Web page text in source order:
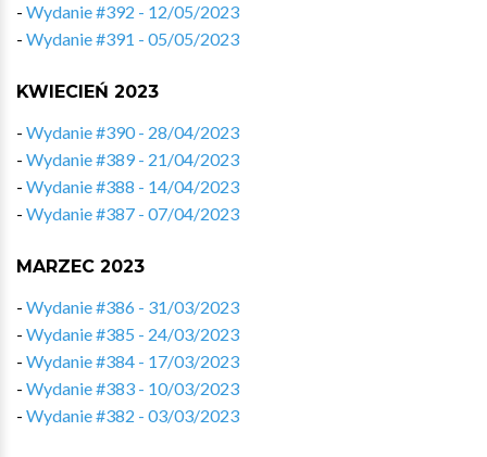
- Wydanie #392 - 12/05/2023
- Wydanie #391 - 05/05/2023
KWIECIEŃ 2023
- Wydanie #390 - 28/04/2023
- Wydanie #389 - 21/04/2023
- Wydanie #388 - 14/04/2023
- Wydanie #387 - 07/04/2023
MARZEC 2023
- Wydanie #386 - 31/03/2023
- Wydanie #385 - 24/03/2023
- Wydanie #384 - 17/03/2023
- Wydanie #383 - 10/03/2023
- Wydanie #382 - 03/03/2023